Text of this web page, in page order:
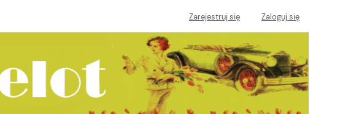
Zarejestruj się Zaloguj się